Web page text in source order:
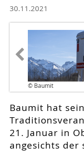
30.11.2021
© Baumit
Baumit hat
21. Januar in
angesichts der